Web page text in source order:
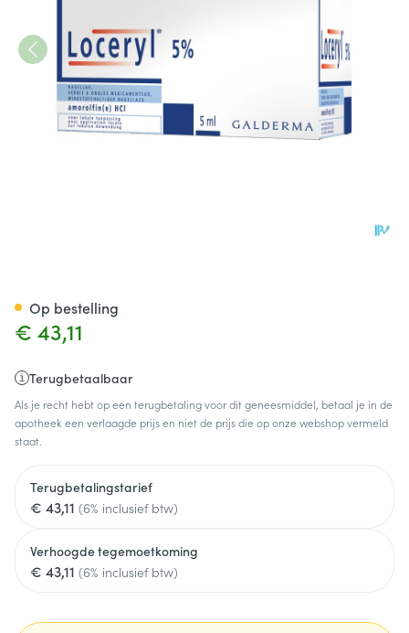
€ 43,11
Terugbetaalbaar
Als je recht hebt op een terugbetaling voor dit geneesmiddel, betaal je in de
apotheek een verlaagde prijs en niet de prijs die op onze webshop vermeld
staat.
Terugbetalingstarief
€ 43,11 (6% inclusief btw)
Verhoogde tegemoetkoming
€ 43,11 (6% inclusief btw)
Op bestelling